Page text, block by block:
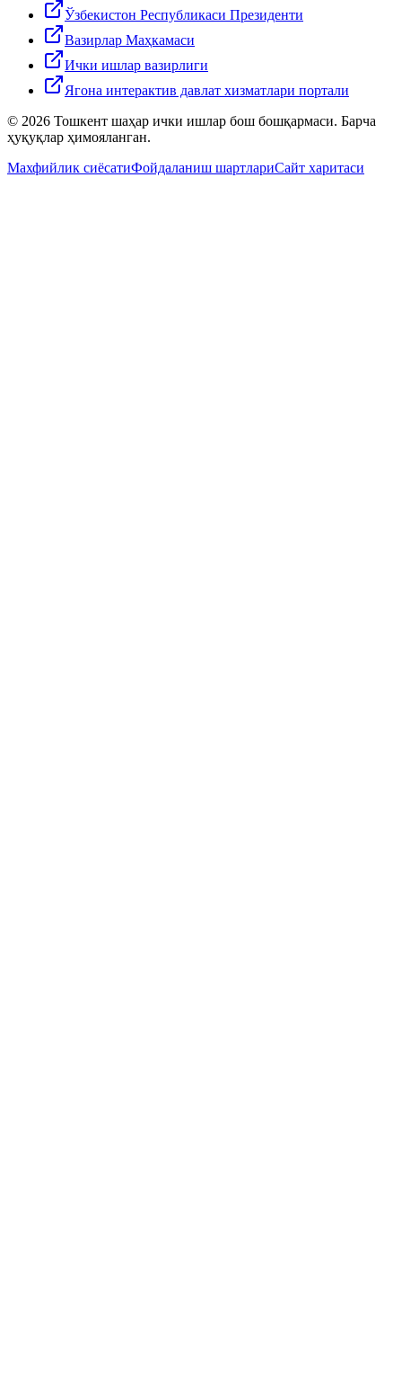
Ўзбекистон Республикаси Президенти
Вазирлар Маҳкамаси
Ички ишлар вазирлиги
Ягона интерактив давлат хизматлари портали
© 2026 Тошкент шаҳар ички ишлар бош бошқармаси. Барча
ҳуқуқлар ҳимояланган.
Махфийлик сиёсатиФойдаланиш шартлариСайт харитаси